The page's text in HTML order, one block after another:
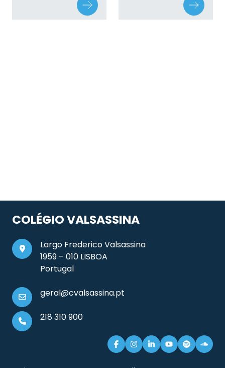
COLÉGIO VALSASSINA
Largo Frederico Valsassina
1959 – 010 LISBOA
Portugal
geral@cvalsassina.pt
218 310 900